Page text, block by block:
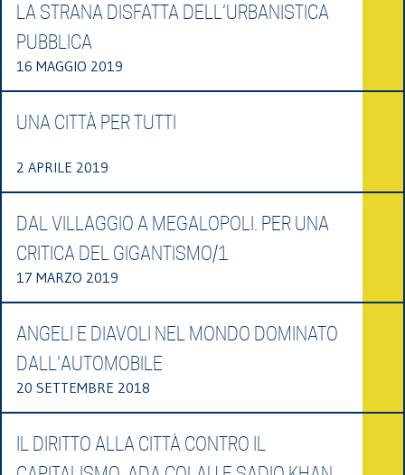
LA STRANA DISFATTA DELL’URBANISTICA
PUBBLICA
16 MAGGIO 2019
UNA CITTÀ PER TUTTI
2 APRILE 2019
DAL VILLAGGIO A MEGALOPOLI. PER UNA
CRITICA DEL GIGANTISMO/1
17 MARZO 2019
ANGELI E DIAVOLI NEL MONDO DOMINATO
DALL'AUTOMOBILE
20 SETTEMBRE 2018
IL DIRITTO ALLA CITTÀ CONTRO IL